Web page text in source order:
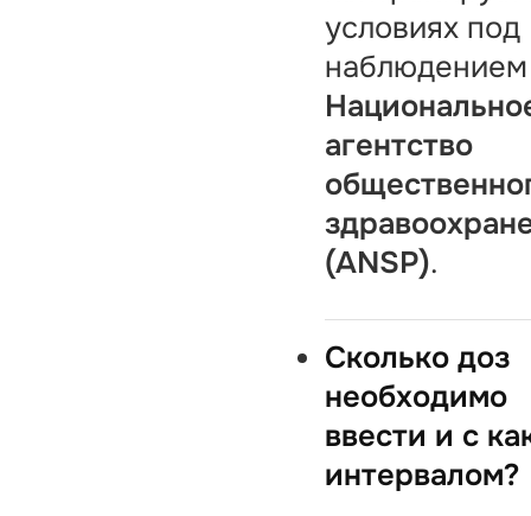
условиях под
наблюдением
агентство
(ANSP).
Сколько доз
необходимо
ввести и с
интервалом?